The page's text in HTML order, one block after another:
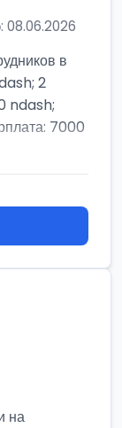
08.06.2026
в
2
ndash;
7000
на